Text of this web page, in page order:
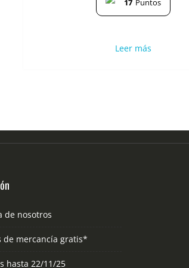
17 Puntos
Leer más
de nosotros
de mercancía gratis*
hasta 22/11/25